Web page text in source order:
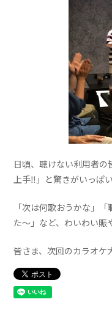
日頃、聴けない利用者
上手‼」と驚きがいっぱ
「次は何歌おうかな」
た～」など、わいわい賑
皆さま、次回のカラオケ